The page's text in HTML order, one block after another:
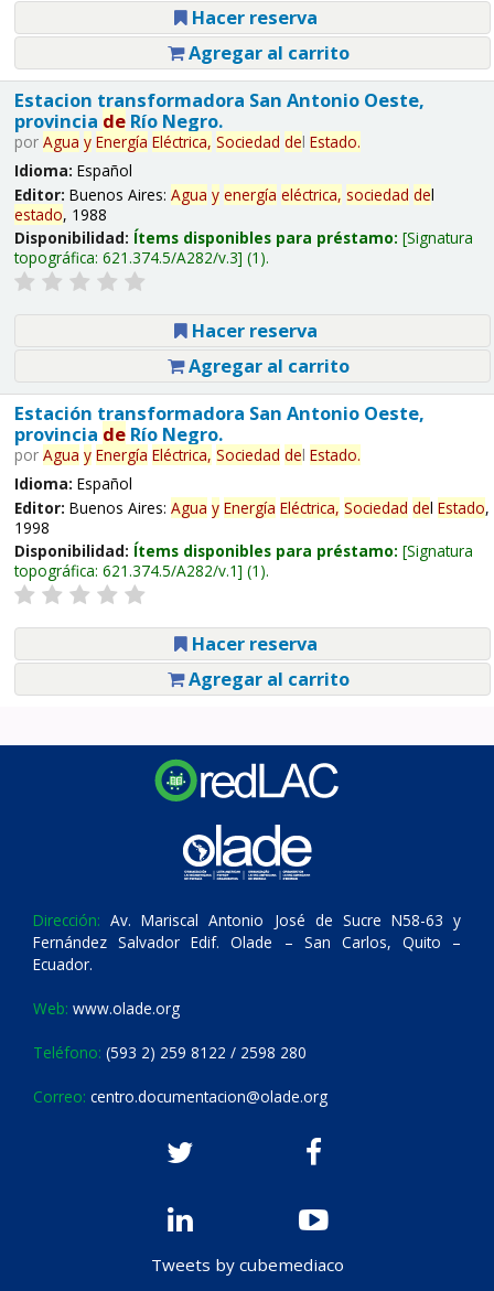
Hacer reserva
Agregar al carrito
Estacion transformadora San Antonio Oeste,
provincia deRío Negro.
por Agua y Energía Eléctrica, Sociedad del Estado.
Idioma: Español
Editor: Buenos Aires: Agua y energía eléctrica, sociedad del
estado, 1988
Disponibilidad: Ítems disponibles para préstamo: Signatura
topográfica: 621.374.5/A282/v.3 (1).
Hacer reserva
Agregar al carrito
Estación transformadora San Antonio Oeste,
provincia deRío Negro.
por Agua y Energía Eléctrica, Sociedad del Estado.
Idioma: Español
Editor: Buenos Aires: Agua y Energía Eléctrica, Sociedad del Estado,
1998
Disponibilidad: Ítems disponibles para préstamo: Signatura
topográfica: 621.374.5/A282/v.1 (1).
Hacer reserva
Agregar al carrito
Dirección: Av. Mariscal Antonio José de Sucre N58-63 y
Fernández Salvador Edif. Olade – San Carlos, Quito –
Ecuador.
Web: www.olade.org
Teléfono: (593 2) 259 8122 / 2598 280
Correo: centro.documentacion@olade.org
Tweets by cubemediaco